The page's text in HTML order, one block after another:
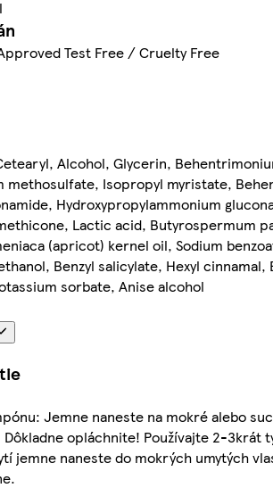
Test Free / Cruelty Free
Alcohol, Glycerin,
methosulfate, Isopropyl myristate,
Hydroxypropylammonium
Lactic acid, Butyrospermum
(apricot) kernel oil, Sodium
Benzyl salicylate, Hexyl
sorbate, Anise alcohol
Jemne naneste na mokré alebo
opláchnite! Používajte 2-3krát
jemne naneste do mokrých umytých